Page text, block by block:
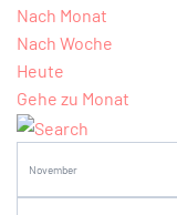
Nach Monat
Nach Woche
Heute
Gehe zu Monat